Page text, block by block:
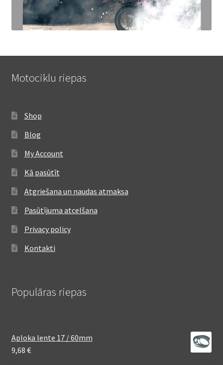
Motociklu riepas
Shop
Blog
My Account
Kā pasūtīt
Atgriešana un naudas atmaksa
Pasūtījuma atcelšana
Privacy policy
Kontakti
Populāras riepas
Aploka lente 17 / 60mm
9,68 €